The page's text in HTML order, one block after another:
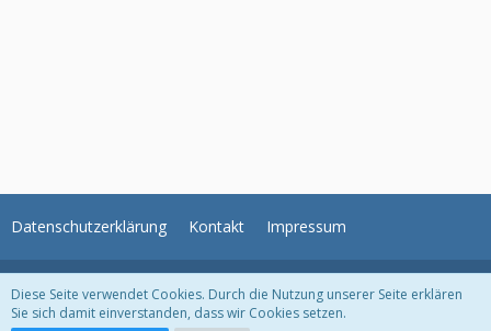
Datenschutzerklärung Kontakt Impressum
Unser Angebot: Unser kostenloses Haushaltsbuch. Einfach noch heute
testen und sich einen Überblick der eigenen Finazen schaffen.
Diese Seite verwendet Cookies. Durch die Nutzung unserer Seite erklären
Sie sich damit einverstanden, dass wir Cookies setzen.